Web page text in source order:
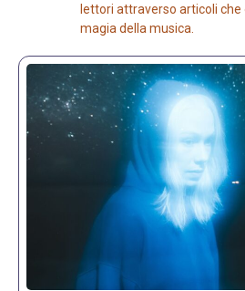
lettori attraverso articoli
magia della musica.